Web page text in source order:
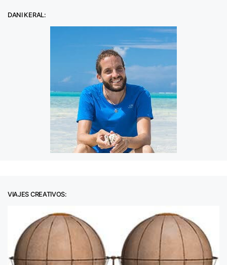
DANI KERAL:
VIAJES CREATIVOS: